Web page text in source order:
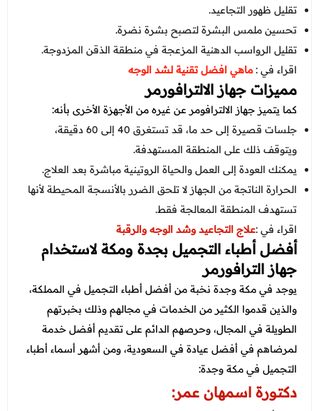
تقليل ظهور التجاعيد.
تحسين ملمس البشرة لتصبح بشرة نضرة.
تقليل الرواسب الدهنية المزعجة في منطقة الذقن المزدوجة.
اقراء في :ماهي افضل تقنية لشد الوجه
مميزات جهاز الالترافورمر
كما يتميز جهاز الالترافومر عن غيره من الأجهزة الأخرى بأنه:
جلسات قصيرة إلى حد ما، قد تستغرق 40 إلى 60 دقيقة،
ويتوقف ذلك على المنطقة المستهدفة.
يمكنك العودة إلى العمل والحياة الروتينية مباشرة بعد العلاج.
الحرارة الناتجة من الجهاز لا تلحق الضرر بالأنسجة المحيطة لأنها
تستهدف المنطقة المعالجة فقط.
اقراء في : علاج التجاعيد وشد الوجه والرقبة
أفضل أطباء التجميل بجدة ومكة لاستخدام
جهاز الترافورمر
يوجد في مكة وجدة نخبة من أفضل أطباء التجميل في المملكة،
والذين قدموا الكثير من الخدمات في مجالهم وذلك بخبرتهم
الطويلة في المجال، وحرصهم الدائم على تقديم أفضل خدمة
لمرضاهم في أفضل عيادة في السعودية، ومن أشهر أسماء أطباء
التجميل في مكة وجدة:
دكتورة اسمهان عمر: